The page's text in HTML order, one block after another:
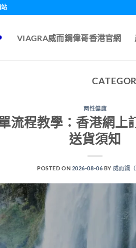
VIAGRA威而鋼偉哥香港官網
两性健康
流程教學：香港網上
送貨須知
POSTED ON 2026-08-06 BY 威而鋼（